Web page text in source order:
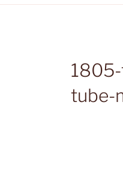
tube-